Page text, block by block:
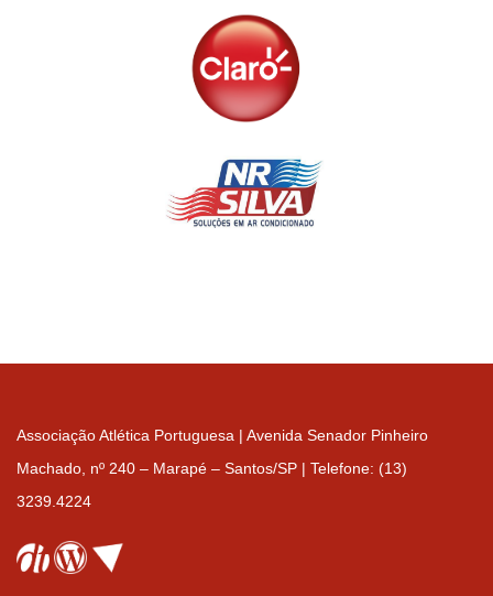
Associação Atlética Portuguesa | Avenida Senador Pinheiro
Machado, nº 240 – Marapé – Santos/SP | Telefone: (13)
3239.4224